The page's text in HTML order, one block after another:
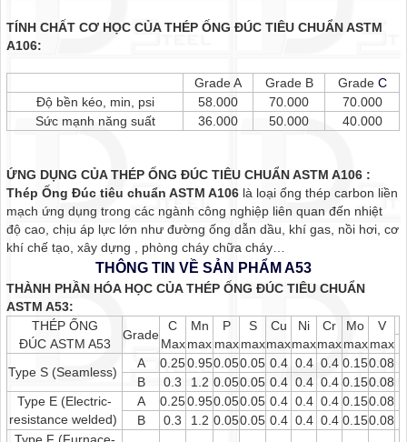
TÍNH CHẤT CƠ HỌC CỦA THÉP ỐNG ĐÚC TIÊU CHUẨN ASTM
A106:
Grade A Grade B Grade C
Độ bền kéo, min, psi
58.000 70.000
70.000
Sức mạnh năng suất
36.000 50.000 40.000
ỨNG DỤNG CỦA THÉP ỐNG ĐÚC TIÊU CHUẨN ASTM A106 :
Thép Ống Đúc tiêu chuẩn ASTM A106 là loại ống thép carbon liền
mạch ứng dụng trong các ngành công nghiệp liên quan đến nhiệt
độ cao, chịu áp lực lớn như đường ống dẫn dầu, khí gas, nồi hơi, cơ
khí chế tạo, xây dựng , phòng cháy chữa cháy…
THÔNG TIN VỀ SẢN PHẨM A53
THÀNH PHẦN HÓA HỌC CỦA THÉP ỐNG ĐÚC TIÊU CHUẨN
ASTM A53:
THÉP ỐNG
ĐÚC ASTM A53
Grade
C
Max
Mn
max
P
max
S
max
Cu
max
Ni
max
Cr
max
Mo
max
V
max
Type S (Seamless)
A 0.250.950.050.05 0.4 0.4 0.4 0.150.08
B
0.3 1.2 0.050.05 0.4 0.4 0.4 0.150.08
Type E (Electric-
resistance welded)
A 0.250.950.050.05 0.4 0.4 0.4 0.150.08
B
0.3 1.2 0.050.05 0.4 0.4 0.4 0.150.08